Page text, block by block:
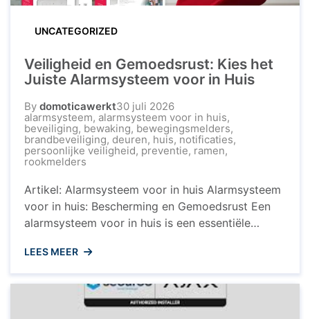
UNCATEGORIZED
Veiligheid en Gemoedsrust: Kies het
Juiste Alarmsysteem voor in Huis
By domoticawerkt30 juli 2026
alarmsysteem, alarmsysteem voor in huis,
beveiliging, bewaking, bewegingsmelders,
brandbeveiliging, deuren, huis, notificaties,
persoonlijke veiligheid, preventie, ramen,
rookmelders
Artikel: Alarmsysteem voor in huis Alarmsysteem
voor in huis: Bescherming en Gemoedsrust Een
alarmsysteem voor in huis is een essentiële
beschermen tegen ongewenste indringers. Met
de toenemende bezorgdheid over veiligheid is
het installeren van een betrouwbaar
alarmsysteem een verstandige keuze die
LEES MEER